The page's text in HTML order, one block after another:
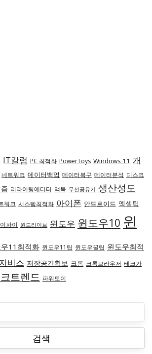
IT칼럼 PC 최적화 PowerToys Windows 11 개
네트워크 데이터백업 데이터복구 데이터분석 디스크
리라이팅에디터 맥북 무선공유기 생산성도
워크 시스템최적화 아이폰 안드로이드 엑셀팁
파이 원드라이브 윈도우 윈도우10 윈
11최적화 윈도우11팁 윈도우꿀팁 윈도우최적
자비스 저장공간확보 크롬 크롬브라우저 테크가
트렌드 파워토이